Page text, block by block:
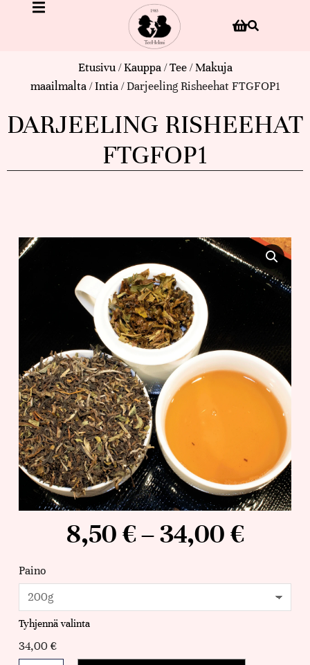
Etusivu/Kauppa/Tee/Makuja
maailmalta/Intia/ Darjeeling Risheehat FTGFOP1
DARJEELING RISHEEHAT
FTGFOP1
8,50€–34,00€
Paino
Tyhjennä valinta
34,00€